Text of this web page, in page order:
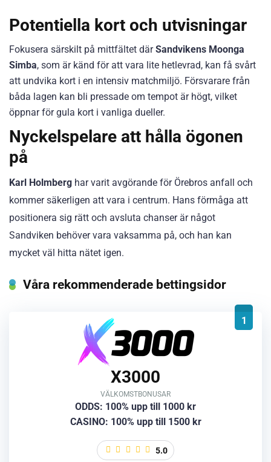
Potentiella kort och utvisningar
Fokusera särskilt på mittfältet därSandvikens Moonga
Simba, som är känd för att vara lite hetlevrad, kan få svårt
att undvika kort i en intensiv matchmiljö. Försvarare från
båda lagen kan bli pressade om tempot är högt, vilket
öppnar för gula kort i vanliga dueller.
Nyckelspelare att hålla ögonen
på
Karl Holmberg har varit avgörande för Örebros anfall och
kommer säkerligen att vara i centrum. Hans förmåga att
positionera sig rätt och avsluta chanser är något
Sandviken behöver vara vaksamma på, och han kan
mycket väl hitta nätet igen.
Våra rekommenderade bettingsidor
1
X3000
VÄLKOMSTBONUSAR
ODDS: 100% upp till 1000 kr
CASINO: 100% upp till 1500 kr
5.0